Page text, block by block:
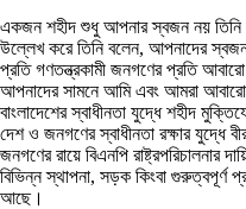
একজন শহীদ শুধু আপনার স্বজন নয় তিনি
উল্লেখ করে তিনি বলেন, আপনাদের
প্রতি গণতন্ত্রকামী জনগণের প্রতি
আপনাদের সামনে আমি এবং আমরা
বাংলাদেশের স্বাধীনতা যুদ্ধে শহীদ
দেশ ও জনগণের স্বাধীনতা রক্ষার যুদ্ধে
জনগণের রায়ে বিএনপি রাষ্ট্রপরিচালনার
বিভিন্ন স্থাপনা, সড়ক কিংবা গুরুত্বপূর্ণ
আছে।